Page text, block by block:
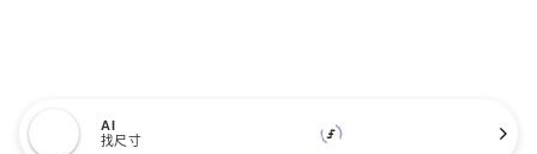
AI
找尺寸